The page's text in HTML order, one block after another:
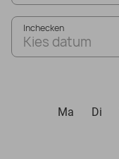
Inchecken
Kies datum
Ma
Di